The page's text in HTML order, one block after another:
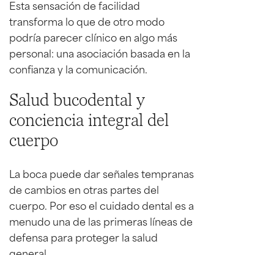
Esta sensación de facilidad
transforma lo que de otro modo
podría parecer clínico en algo más
personal: una asociación basada en la
confianza y la comunicación.
Salud bucodental y
conciencia integral del
cuerpo
La boca puede dar señales tempranas
de cambios en otras partes del
cuerpo. Por eso el cuidado dental es a
menudo una de las primeras líneas de
defensa para proteger la salud